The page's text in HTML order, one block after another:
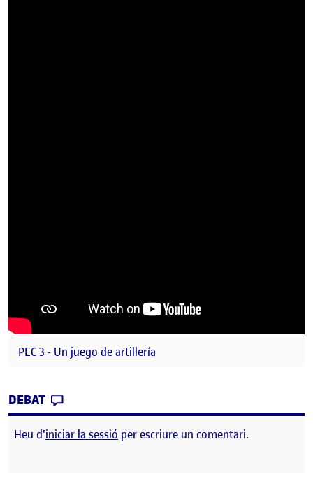
PEC 3 - Un juego de artillería
DEBAT
Heu d'iniciar la sessió per escriure un comentari.